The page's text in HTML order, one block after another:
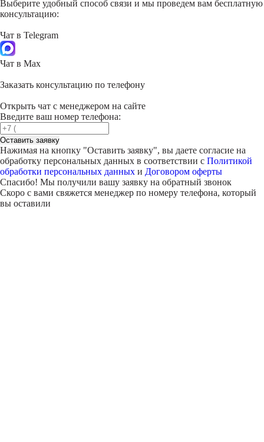
Выберите удобный способ связи и мы проведем вам бесплатную
консультацию:
Чат в Telegram
Чат в Max
Заказать консультацию по телефону
Открыть чат с менеджером на сайте
Введите ваш номер телефона:
Оставить заявку
Нажимая на кнопку "Оставить заявку", вы даете согласие на
обработку персональных данных в соответствии с Политикой
обработки персональных данных и Договором оферты
Спасибо! Мы получили вашу заявку на обратный звонок
Скоро с вами свяжется менеджер по номеру телефона, который
вы оставили